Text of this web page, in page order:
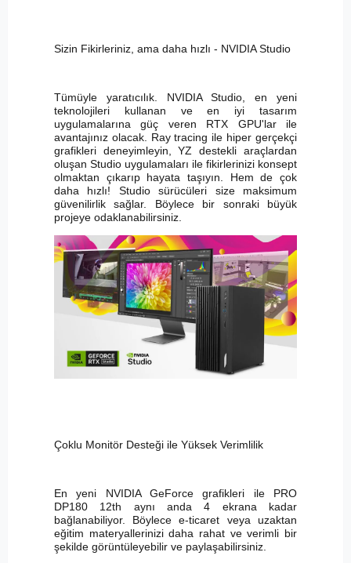
Sizin Fikirleriniz, ama daha hızlı - NVIDIA Studio
Tümüyle yaratıcılık. NVIDIA Studio, en yeni
teknolojileri kullanan ve en iyi tasarım
uygulamalarına güç veren RTX GPU'lar ile
avantajınız olacak. Ray tracing ile hiper gerçekçi
grafikleri deneyimleyin, YZ destekli araçlardan
oluşan Studio uygulamaları ile fikirlerinizi konsept
olmaktan çıkarıp hayata taşıyın. Hem de çok
daha hızlı! Studio sürücüleri size maksimum
güvenilirlik sağlar. Böylece bir sonraki büyük
projeye odaklanabilirsiniz.
Çoklu Monitör Desteği ile Yüksek Verimlilik
En yeni NVIDIA GeForce grafikleri ile PRO
DP180 12th aynı anda 4 ekrana kadar
bağlanabiliyor. Böylece e-ticaret veya uzaktan
eğitim materyallerinizi daha rahat ve verimli bir
şekilde görüntüleyebilir ve paylaşabilirsiniz.